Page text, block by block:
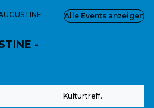
-
-
Kulturtreff.
Alle Events anzeigen